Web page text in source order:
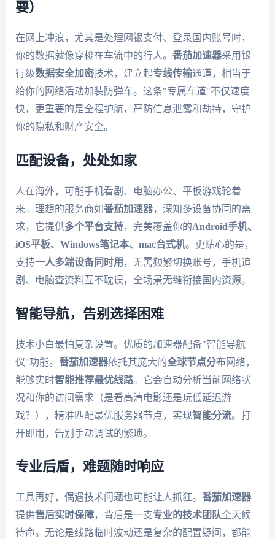
要）
在网上冲浪，尤其是处理网银支付、登录国内账号时，
你的数据就像穿梭在车流中的行人。 番茄加速器采用银
行级数据安全加密技术，建立起专线传输通道，相当于
给你的网络活动加装防弹车。这条"专属车道"不仅速度
快，更重要的是全程护航，严防信息泄露和劫持，守护
你的隐私和财产安全。
匹配设备，处处如家
人在海外，可能手机看剧、电脑办公、平板游戏轮着
来。理想的服务商如番茄加速器，深知多设备协同的需
求，它提供多个平台支持，完美覆盖你的Android手机、
iOS平板、Windows笔记本、mac台式机。更贴心的是，
支持一人多端设备同时用 ，无需频繁切换账号，手机追
剧、电脑查资料互不耽误，全场景无缝衔接国内资源。
智能导航，告别选择困难
技术小白最怕复杂设置。优质的加速器配备"智能导航
仪"功能。 番茄加速器依托其庞大的全球节点分布网络，
能够实时智能推荐最优线路。它会自动分析当前网络状
况和你的访问需求（是看高清电影还是玩低延迟游
戏？），精准匹配最优服务器节点，实现智能分流。打
开即用，告别手动调试的繁琐。
专业后盾，难题随时响应
工具再好，偶遇技术问题也可能让人抓狂。 番茄加速器
提供售后实时保障，背后是一支专业的技术团队全天候
待命。无论是线路临时波动还是复杂的配置疑问，都能